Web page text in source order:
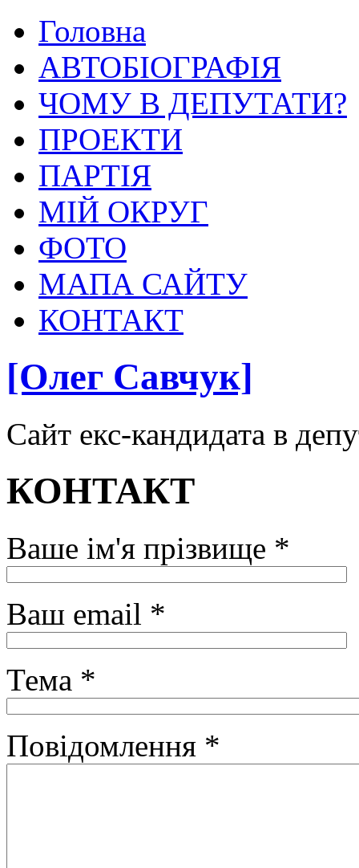
Головна
АВТОБІОГРАФІЯ
ЧОМУ В ДЕПУТАТИ?
ПРОЕКТИ
ПАРТІЯ
МІЙ ОКРУГ
ФОТО
МАПА САЙТУ
КОНТАКТ
[Олег Савчук]
Сайт екс-кандидата в
КОНТАКТ
Ваше ім'я прізвище *
Ваш email *
Тема *
Повідомлення *